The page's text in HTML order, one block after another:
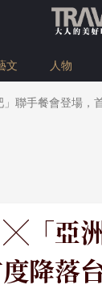
文 人物
聯手餐會登場，
「亞
降落